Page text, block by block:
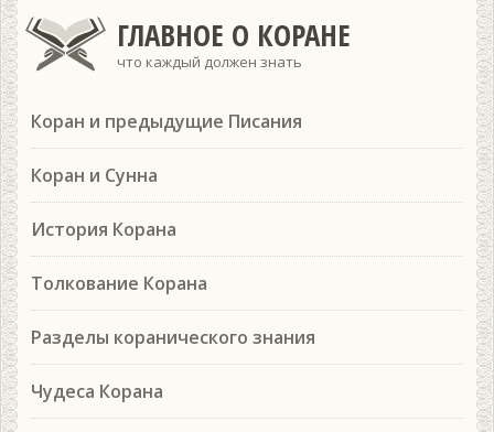
ГЛАВНОЕ О КОРАНЕ
что каждый должен знать
Коран и предыдущие Писания
Коран и Сунна
История Корана
Толкование Корана
Разделы коранического знания
Чудеса Корана